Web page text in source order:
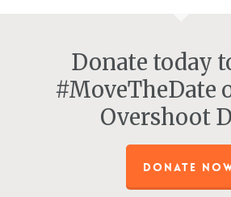
Donate today
#MoveTheDate
Overshoot
DONATE